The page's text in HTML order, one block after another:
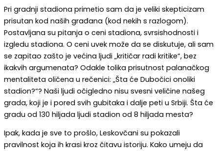
Pri gradnji stadiona primetio sam da je veliki skepticizam
prisutan kod naših građana (kod nekih s razlogom).
Postavljana su pitanja o ceni stadiona, svrsishodnosti i
izgledu stadiona. O ceni uvek može da se diskutuje, ali sam
se zapitao zašto je većina ljudi „kritičar radi kritike“, bez
ikakvih argumenata? Odakle tolika prisutnost palanačkog
mentaliteta oličena u rečenici: „Šta će Dubočici onoliki
stadion?“? Naši ljudi očigledno nisu svesni veličine našeg
grada, koji je i pored svih gubitaka i dalje peti u Srbiji. Šta će
gradu od 130 hiljada ljudi stadion od 8 hiljada mesta?
Ipak, kada je sve to prošlo, Leskovčani su pokazali
pravilnost koja ih krasi kroz čitavu istoriju. Kako umeju da